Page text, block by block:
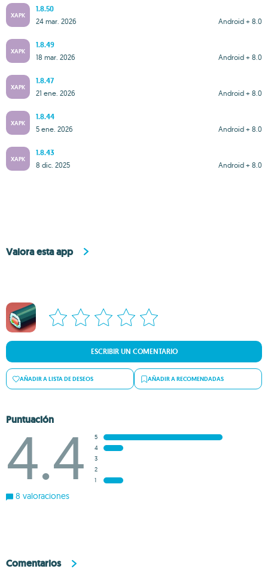
XAPK
1.8.50
Android + 8.0
24 mar. 2026
XAPK
1.8.49
Android + 8.0
18 mar. 2026
XAPK
1.8.47
Android + 8.0
21 ene. 2026
XAPK
1.8.44
Android + 8.0
5 ene. 2026
XAPK
1.8.43
Android + 8.0
8 dic. 2025
Valora esta app
ESCRIBIR UN COMENTARIO
AÑADIR A LISTA DE DESEOS AÑADIR A RECOMENDADAS
Puntuación
4.4
5
4
3
2
1
8 valoraciones
Comentarios